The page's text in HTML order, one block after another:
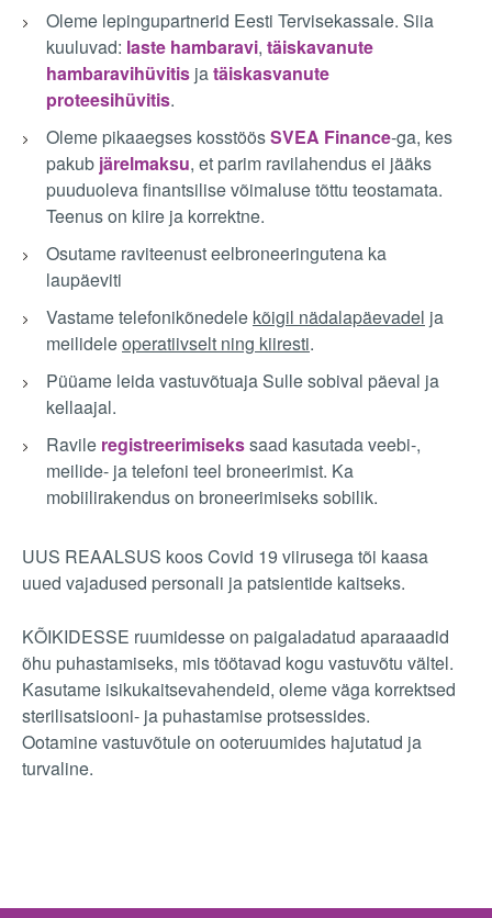
Oleme lepingupartnerid Eesti Tervisekassale. Siia
kuuluvad: laste hambaravi, täiskavanute
hambaravihüvitis jatäiskasvanute
proteesihüvitis.
Oleme pikaaegses kosstöösSVEA Finance-ga, kes
pakub järelmaksu, et parim ravilahendus ei jääks
puuduoleva finantsilise võimaluse tõttu teostamata.
Teenus on kiire ja korrektne.
Osutame raviteenust eelbroneeringutena ka
laupäeviti
Vastame telefonikõnedele kõigil nädalapäevadel ja
meilideleoperatiivselt ning kiiresti.
Püüame leida vastuvõtuaja Sulle sobival päeval ja
kellaajal.
Ravile registreerimisekssaad kasutada veebi-,
meilide- ja telefoni teel broneerimist. Ka
mobiilirakendus on broneerimiseks sobilik.
UUS REAALSUS koos Covid 19 viirusega tõi kaasa
uued vajadused personali ja patsientide kaitseks.
KÕIKIDESSE ruumidesse on paigaladatud aparaaadid
õhu puhastamiseks, mis töötavad kogu vastuvõtu vältel.
Kasutame isikukaitsevahendeid, oleme väga korrektsed
sterilisatsiooni- ja puhastamise protsessides.
Ootamine vastuvõtule on ooteruumides hajutatud ja
turvaline.